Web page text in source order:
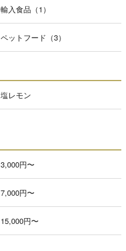
輸入食品（1）
ペットフード（3）
塩レモン
3,000円〜
7,000円〜
15,000円〜